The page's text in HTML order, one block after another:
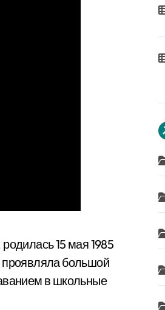
15 мая 1985
проявляла большой
в школьные